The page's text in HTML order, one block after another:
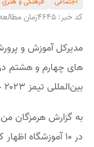
کد خبر: 4645 زمان مطالعه 1
بین‌المللی تیمز ۲۰۲۳ خبر داد.
به گزارش هرمزگان